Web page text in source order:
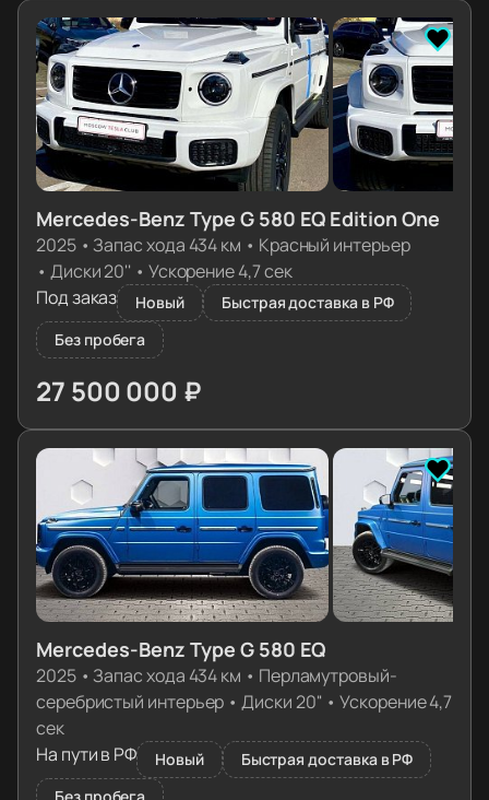
Mercedes-Benz Type G 580 EQ Edition One
2025• Запас хода 434 км • Красный интерьер
• Диски 20'' • Ускорение 4,7 сек
Под заказ
Новый
Быстрая доставка в РФ
Без пробега
27 500 000 ₽
≈ 273 559€
Mercedes-Benz Type G 580 EQ
2025• Запас хода 434 км • Перламутровый-
серебристый интерьер •Диски 20'' •Ускорение 4,7
сек
На пути в РФ
Новый
Быстрая доставка в РФ